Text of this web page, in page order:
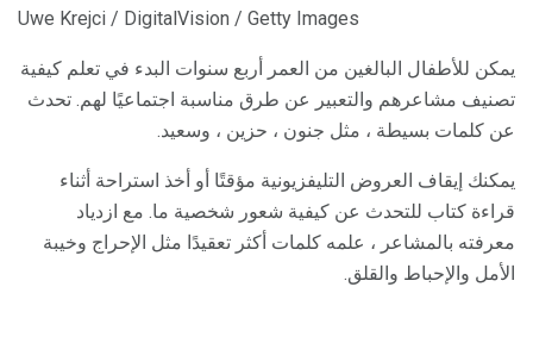
Uwe Krejci / DigitalVision / Getty Images
يمكن للأطفال البالغين من العمر أربع سنوات البدء في تعلم كيفية
تصنيف مشاعرهم والتعبير عن طرق مناسبة اجتماعيًا لهم. تحدث
عن كلمات بسيطة ، مثل جنون ، حزين ، وسعيد.
يمكنك إيقاف العروض التليفزيونية مؤقتًا أو أخذ استراحة أثناء
قراءة كتاب للتحدث عن كيفية شعور شخصية ما. مع ازدياد
معرفته بالمشاعر ، علمه كلمات أكثر تعقيدًا مثل الإحراج وخيبة
الأمل والإحباط والقلق.